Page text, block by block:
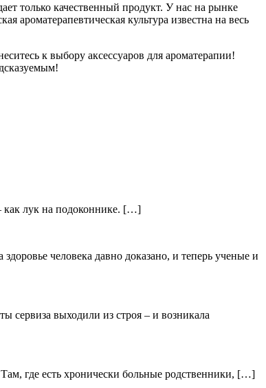
только качественный продукт. У нас на рынке
ароматерапевтическая культура известна на весь
к выбору аксессуаров для ароматерапии!
как лук на подоконнике. […]
человека давно доказано, и теперь ученые и
сервиза выходили из строя – и возникала
Там, где есть хронически больные родственники, […]